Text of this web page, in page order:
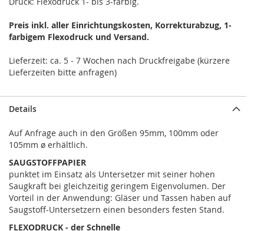
Preis inkl. aller Einrichtungskosten, Korrekturabzug, 1-
farbigem Flexodruck und Versand.
Lieferzeit: ca. 5 - 7 Wochen nach Druckfreigabe (kürzere
Details
Auf Anfrage auch in den Größen 95mm, 100mm oder
105mm ø erhältlich.
SAUGSTOFFPAPIER
punktet im Einsatz als Untersetzer mit seiner hohen
Saugkraft bei gleichzeitig geringem Eigenvolumen. Der
Vorteil in der Anwendung: Gläser und Tassen haben auf
Saugstoff-Untersetzern einen besonders festen Stand.
FLEXODRUCK - der Schnelle